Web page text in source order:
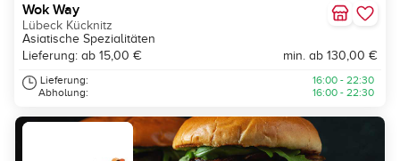
Wok Way
Lübeck Kücknitz
Asiatische Spezialitäten
Lieferung: ab 15,00 €
min. ab 130,00 €
Lieferung:
Abholung:
16:00 - 22:30
16:00 - 22:30